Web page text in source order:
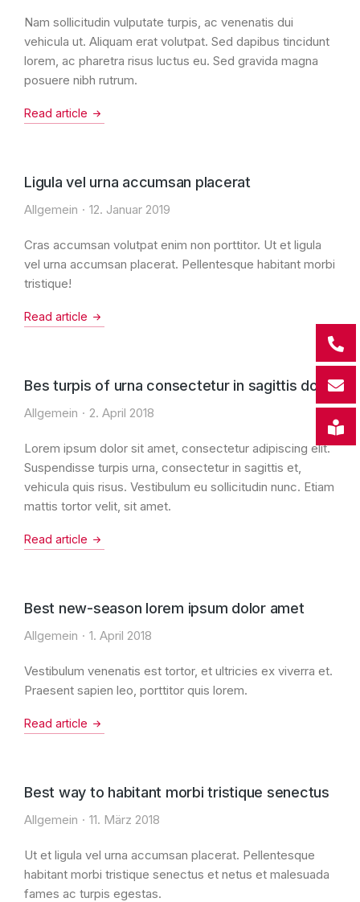
Nam sollicitudin vulputate turpis, ac venenatis dui
vehicula ut. Aliquam erat volutpat. Sed dapibus tincidunt
lorem, ac pharetra risus luctus eu. Sed gravida magna
posuere nibh rutrum.
Read article
Ligula vel urna accumsan placerat
Allgemein 12. Januar 2019
Cras accumsan volutpat enim non porttitor. Ut et ligula
vel urna accumsan placerat. Pellentesque habitant morbi
tristique!
Read article
Bes turpis of urna consectetur in sagittis dolor
Allgemein 2. April 2018
Lorem ipsum dolor sit amet, consectetur adipiscing elit.
Suspendisse turpis urna, consectetur in sagittis et,
vehicula quis risus. Vestibulum eu sollicitudin nunc. Etiam
mattis tortor velit, sit amet.
Read article
Best new-season lorem ipsum dolor amet
Allgemein 1. April 2018
Vestibulum venenatis est tortor, et ultricies ex viverra et.
Praesent sapien leo, porttitor quis lorem.
Read article
Best way to habitant morbi tristique senectus
Allgemein 11. März 2018
Ut et ligula vel urna accumsan placerat. Pellentesque
habitant morbi tristique senectus et netus et malesuada
fames ac turpis egestas.